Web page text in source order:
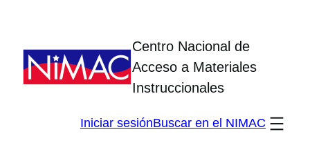
content
Centro Nacional de
Acceso a Materiales
Instruccionales
Iniciar sesiónBuscar en el NIMAC